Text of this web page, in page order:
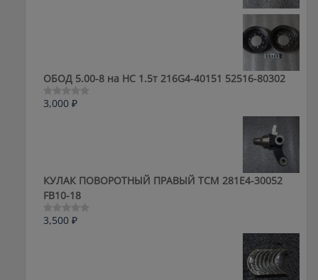
ОБОД 5.00-8 на HC 1.5т 216G4-40151 52516-80302
Оценка
3,000 ₽
КУЛАК ПОВОРОТНЫЙ ПРАВЫЙ ТСМ 281E4-30052
FB10-18
Оценка
3,500 ₽